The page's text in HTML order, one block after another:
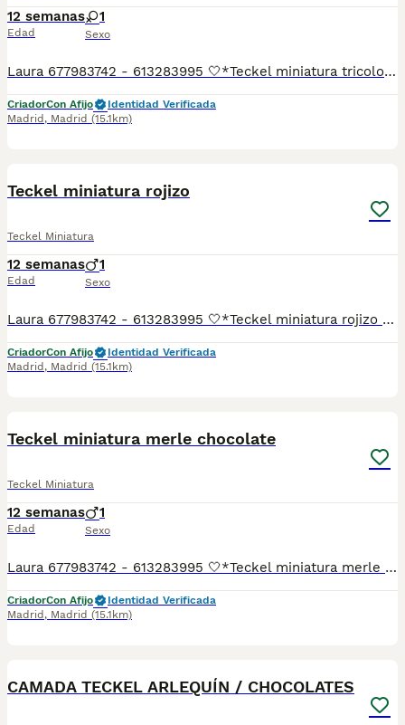
12 semanas
Edad
1
Sexo
Laura 677983742 - 613283995 🤍*Teckel miniatura tricolor merle chocolate blanco ojos claros *🤍 ¿Buscas un nuevo compañero para tu hogar? ❤️ Tenemos preciosos cachorros listos para encontrar una familia responsable. ✅ Vacunados ✅ Desparasitados ✅ Cartilla sanitaria ✅ Garantías incluidas ✅ Máxima atención y cuidado Se hacen envíos a toda España: Andalucía: Almería, Cádiz, Córdoba, Granada, Huelva, Jaén, Málaga, Sevilla.Aragón: Huesca, Teruel, Zaragoza.Asturias: Oviedo.Baleares: Palma.Canarias: Las Palmas de Gran Canaria, Santa Cruz de Tenerife.Cantabria: Santander.Castilla-La Mancha: Albacete, Ciudad Real, Cuenca, Guadalajara, Toledo.Castilla y León: Ávila, Burgos, León, Palencia, Salamanca, Segovia, Soria, Valladolid, Zamora.Cataluña: Barcelona, Gerona (Girona), Lérida (Lleida), Tarragona.Comunidad Valenciana: Alicante, Castellón de la Plana, Valencia.Extremadura: Badajoz, Cáceres.Galicia: La Coruña (A Coruña), Lugo, Orense (Ourense), Pontevedra.La Rioja: Logroño.Madrid: Madrid.Murcia: Murcia.Navarra: Pamplona.País Vasco: Bilbao (Vizcaya), San Sebastián (Guipúzcoa), Vitoria (Álava). 🐾 Cachorros sanos, sociables y criados con mucho cariño. 📲 ¡Pregunta sin compromiso por disponibilidad, fotos y precios por mensaje privado!
CriadorCon Afijo
Identidad Verificada
Madrid , Madrid (15.1km)
Teckel miniatura rojizo
Teckel Miniatura
12 semanas
Edad
1
Sexo
Laura 677983742 - 613283995 🤍*Teckel miniatura rojizo *🤍 ¿Buscas un nuevo compañero para tu hogar? ❤️ Tenemos preciosos cachorros listos para encontrar una familia responsable. ✅ Vacunados ✅ Desparasitados ✅ Cartilla sanitaria ✅ Garantías incluidas ✅ Máxima atención y cuidado Se hacen envíos a toda España: Andalucía: Almería, Cádiz, Córdoba, Granada, Huelva, Jaén, Málaga, Sevilla.Aragón: Huesca, Teruel, Zaragoza.Asturias: Oviedo.Baleares: Palma.Canarias: Las Palmas de Gran Canaria, Santa Cruz de Tenerife.Cantabria: Santander.Castilla-La Mancha: Albacete, Ciudad Real, Cuenca, Guadalajara, Toledo.Castilla y León: Ávila, Burgos, León, Palencia, Salamanca, Segovia, Soria, Valladolid, Zamora.Cataluña: Barcelona, Gerona (Girona), Lérida (Lleida), Tarragona.Comunidad Valenciana: Alicante, Castellón de la Plana, Valencia.Extremadura: Badajoz, Cáceres.Galicia: La Coruña (A Coruña), Lugo, Orense (Ourense), Pontevedra.La Rioja: Logroño.Madrid: Madrid.Murcia: Murcia.Navarra: Pamplona.País Vasco: Bilbao (Vizcaya), San Sebastián (Guipúzcoa), Vitoria (Álava). 🐾 Cachorros sanos, sociables y criados con mucho cariño. 📲 ¡Pregunta sin compromiso por disponibilidad, fotos y precios por mensaje privado!
CriadorCon Afijo
Identidad Verificada
Madrid , Madrid (15.1km)
Teckel miniatura merle chocolate
Teckel Miniatura
12 semanas
Edad
1
Sexo
Laura 677983742 - 613283995 🤍*Teckel miniatura merle chocolate *🤍 ¿Buscas un nuevo compañero para tu hogar? ❤️ Tenemos preciosos cachorros listos para encontrar una familia responsable. ✅ Vacunados ✅ Desparasitados ✅ Cartilla sanitaria ✅ Garantías incluidas ✅ Máxima atención y cuidado Se hacen envíos a toda España: Andalucía: Almería, Cádiz, Córdoba, Granada, Huelva, Jaén, Málaga, Sevilla.Aragón: Huesca, Teruel, Zaragoza.Asturias: Oviedo.Baleares: Palma.Canarias: Las Palmas de Gran Canaria, Santa Cruz de Tenerife.Cantabria: Santander.Castilla-La Mancha: Albacete, Ciudad Real, Cuenca, Guadalajara, Toledo.Castilla y León: Ávila, Burgos, León, Palencia, Salamanca, Segovia, Soria, Valladolid, Zamora.Cataluña: Barcelona, Gerona (Girona), Lérida (Lleida), Tarragona.Comunidad Valenciana: Alicante, Castellón de la Plana, Valencia.Extremadura: Badajoz, Cáceres.Galicia: La Coruña (A Coruña), Lugo, Orense (Ourense), Pontevedra.La Rioja: Logroño.Madrid: Madrid.Murcia: Murcia.Navarra: Pamplona.País Vasco: Bilbao (Vizcaya), San Sebastián (Guipúzcoa), Vitoria (Álava). 🐾 Cachorros sanos, sociables y criados con mucho cariño. 📲 ¡Pregunta sin compromiso por disponibilidad, fotos y precios por mensaje privado!
CriadorCon Afijo
Identidad Verificada
Madrid , Madrid (15.1km)
CAMADA TECKEL ARLEQUÍN / CHOCOLATES